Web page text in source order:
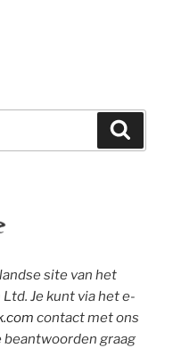
site van het
Je kunt via het e-
contact met ons
beantwoorden graag